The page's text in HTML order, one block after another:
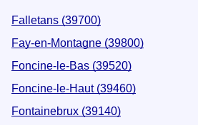
Falletans (39700)
Fay-en-Montagne (39800)
Foncine-le-Bas (39520)
Foncine-le-Haut (39460)
Fontainebrux (39140)